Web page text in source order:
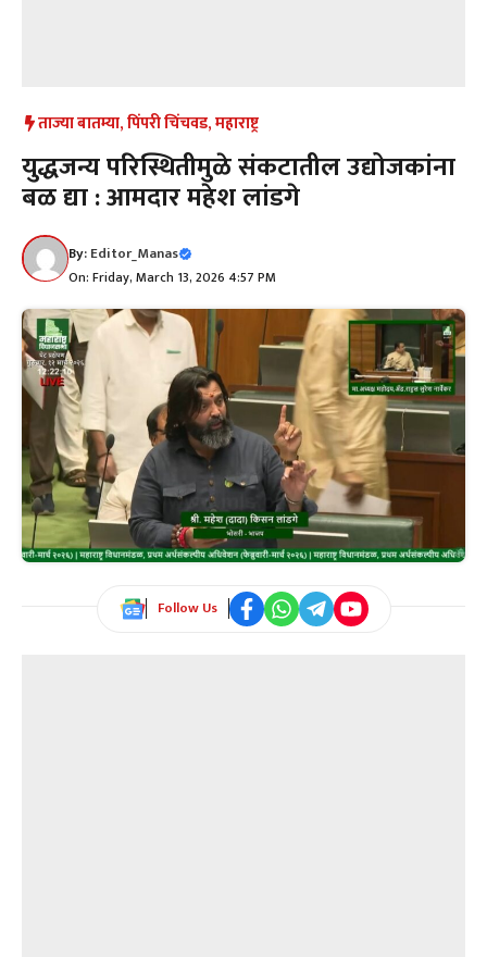
ताज्या बातम्या,पिंपरी चिंचवड,महाराष्ट्र
युद्धजन्य परिस्थितीमुळे संकटातील उद्योजकांना
बळ द्या : आमदार महेश लांडगे
By:Editor_Manas
On: Friday, March 13, 2026 4:57 PM
Follow Us